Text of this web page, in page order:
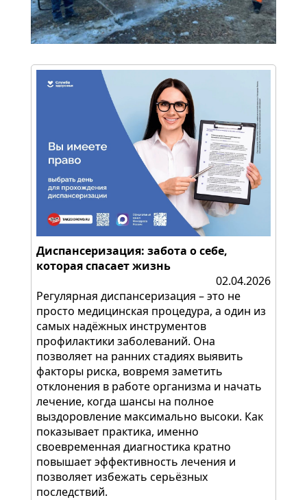
Диспансеризация: забота о себе,
которая спасает жизнь
02.04.2026
Регулярная диспансеризация – это не
просто медицинская процедура, а один из
самых надёжных инструментов
профилактики заболеваний. Она
позволяет на ранних стадиях выявить
факторы риска, вовремя заметить
отклонения в работе организма и начать
лечение, когда шансы на полное
выздоровление максимально высоки. Как
показывает практика, именно
своевременная диагностика кратно
повышает эффективность лечения и
позволяет избежать серьёзных
последствий.